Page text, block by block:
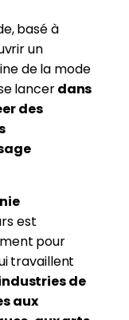
basé à
un
de la mode
lancerdans
des
est
pour
travaillent
de
aux